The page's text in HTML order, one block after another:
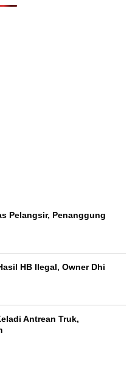
Pelangsir, Penanggung
HB Ilegal, Owner Dhi
Antrean Truk,